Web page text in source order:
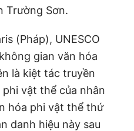
thoại
Trường Sơn.
(Pháp), UNESCO
gian văn hóa
là kiệt tác truyền
vật thể của nhân
hóa phi vật thể thứ
danh hiệu này sau